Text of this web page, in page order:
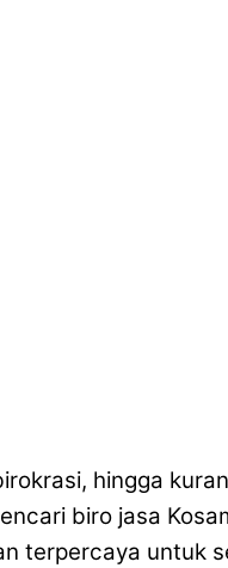
hingga
biro jasa
terpercaya untuk